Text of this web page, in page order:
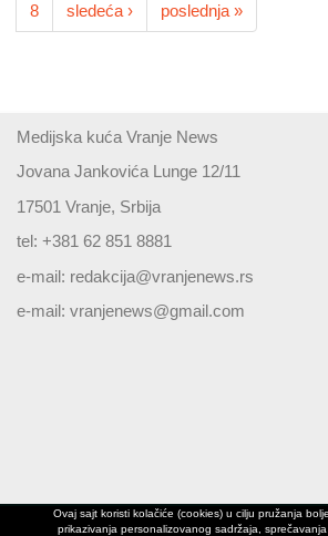
8 sledeća › poslednja »
Medijska kuća Vranje News
Jovana Jankovića Lunge 12/11
17501 Vranje, Srbija
tel: +381 62 851 8881
e-mail: redakcija@vranjenews.rs
e-mail: vranjenews@gmail.com
Copyright © 2026
Ovaj sajt koristi kolačiće (cookies) u cilju pružanja
prikazivanja personalizovanog sadržaja,